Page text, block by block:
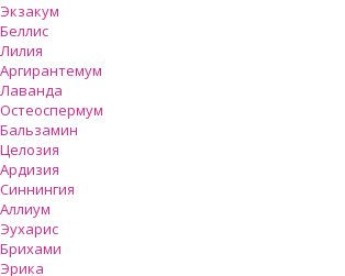
Экзакум
Беллис
Лилия
Аргирантемум
Лаванда
Остеоспермум
Бальзамин
Целозия
Ардизия
Синнингия
Аллиум
Эухарис
Брихами
Эрика